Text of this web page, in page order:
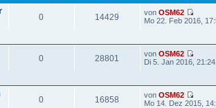
0 14429 von OSM62
N
e
e
B
i
Mo 22. Feb 2016,
0 28801 von OSM62
N
e
e
t
Di 5. Jan 2016, 21:24
0 16858 von OSM62
N
Mo 14. Dez 2015,